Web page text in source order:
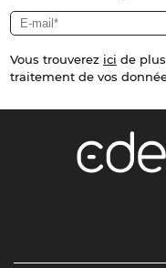
Vous trouverez ici de
traitement de vos